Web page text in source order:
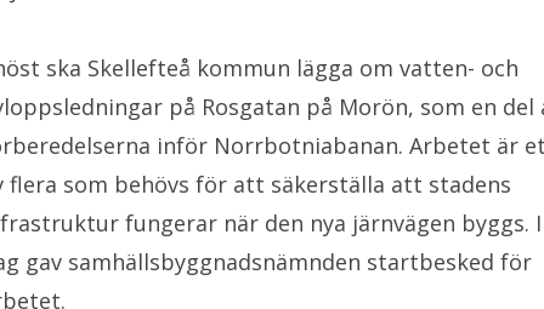
ska Skellefteå kommun lägga om vatten- och
på Rosgatan på Morön, som en del
inför Norrbotniabanan. Arbetet är
flera som behövs för att säkerställa att stadens
fungerar när den nya järnvägen byggs. I
gav samhällsbyggnadsnämnden startbesked för